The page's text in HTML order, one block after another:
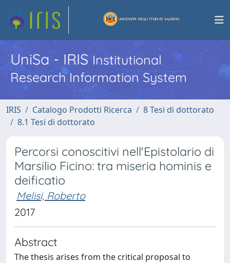
UniSa - IRISInstitutional
Research Information System
IRIS Catalogo Prodotti Ricerca
8 Tesi di dottorato
8.1 Tesi di dottorato
Percorsi conoscitivi nell'Epistolario di
Marsilio Ficino: tra miseria hominis e
deificatio
Melisi, Roberto
2017
Abstract
The thesis arises from the critical proposal to